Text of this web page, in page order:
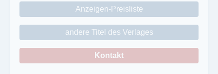
Anzeigen-Preisliste
andere Titel des Verlages
Kontakt